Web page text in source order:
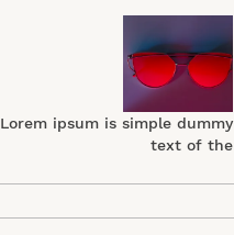
Lorem ipsum is simple dummy
text of the